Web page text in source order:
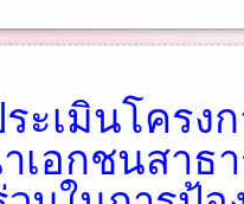
ะเมินโคร
เอกชนสาธ